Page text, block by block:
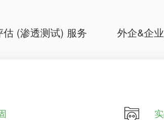
(渗透测试) 服务 外企&企